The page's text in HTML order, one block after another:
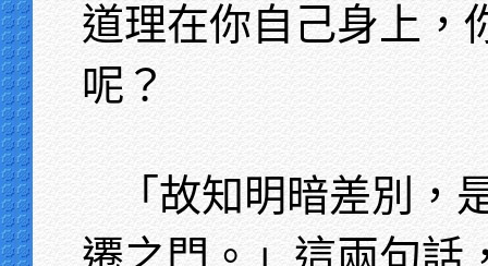
道理在你自己身上，
呢？
「故知明暗差別，